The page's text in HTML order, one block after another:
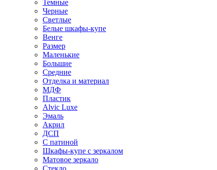
Темные
Черные
Светлые
Белые шкафы-купе
Венге
Размер
Маленькие
Большие
Средние
Отделка и материал
МДФ
Пластик
Alvic Luxe
Эмаль
Акрил
ДСП
С патиной
Шкафы-купе с зеркалом
Матовое зеркало
Стекло